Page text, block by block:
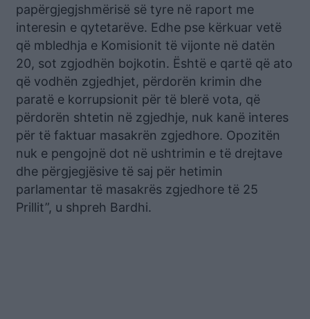
papërgjegjshmërisë së tyre në raport me
interesin e qytetarëve. Edhe pse kërkuar vetë
që mbledhja e Komisionit të vijonte në datën
20, sot zgjodhën bojkotin. Është e qartë që ato
që vodhën zgjedhjet, përdorën krimin dhe
paratë e korrupsionit për të blerë vota, që
përdorën shtetin në zgjedhje, nuk kanë interes
për të faktuar masakrën zgjedhore. Opozitën
nuk e pengojnë dot në ushtrimin e të drejtave
dhe përgjegjësive të saj për hetimin
parlamentar të masakrës zgjedhore të 25
Prillit”, u shpreh Bardhi.